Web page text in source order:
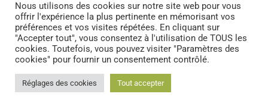
S'ABONNER
Nous utilisons des cookies sur notre site web pour vous
offrir l'expérience la plus pertinente en mémorisant vos
préférences et vos visites répétées. En cliquant sur
"Accepter tout", vous consentez à l'utilisation de TOUS les
cookies. Toutefois, vous pouvez visiter "Paramètres des
cookies" pour fournir un consentement contrôlé.
Réglages des cookies Tout accepter